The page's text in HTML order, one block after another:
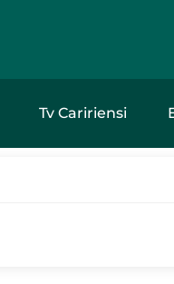
Tv Caririensi